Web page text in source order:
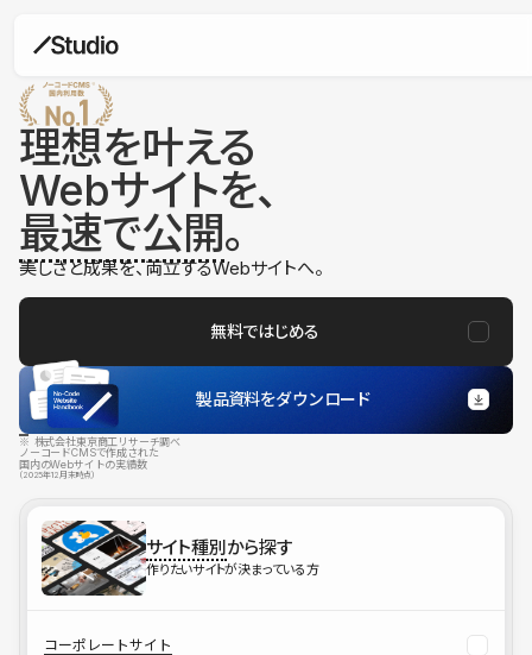
理想を叶える
Webサイトを、
最速で公開。
美しさと成果を、両立するWebサイトへ。
無料ではじめる
製品資料をダウンロード
※ 株式会社東京商工リサーチ調べ
ノーコードCMSで作成された
国内のWebサイトの実績数
（2025年12月末時点）
サイト種別から探す
作りたいサイトが決まっている方
コーポレートサイト